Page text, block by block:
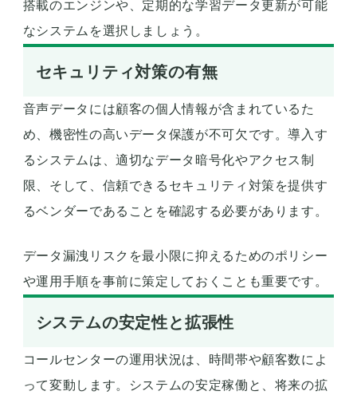
搭載のエンジンや、定期的な学習データ更新が可能
なシステムを選択しましょう。
セキュリティ対策の有無
音声データには顧客の個人情報が含まれているた
め、機密性の高いデータ保護が不可欠です。導入す
るシステムは、適切なデータ暗号化やアクセス制
限、そして、信頼できるセキュリティ対策を提供す
るベンダーであることを確認する必要があります。
データ漏洩リスクを最小限に抑えるためのポリシー
や運用手順を事前に策定しておくことも重要です。
システムの安定性と拡張性
コールセンターの運用状況は、時間帯や顧客数によ
って変動します。システムの安定稼働と、将来の拡